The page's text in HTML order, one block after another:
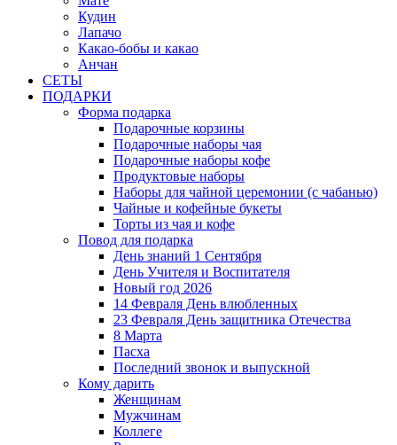
Кудин
Лапачо
Какао-бобы и какао
Анчан
СЕТЫ
ПОДАРКИ
Форма подарка
Подарочные корзины
Подарочные наборы чая
Подарочные наборы кофе
Продуктовые наборы
Наборы для чайной церемонии (с чабанью)
Чайные и кофейные букеты
Торты из чая и кофе
Повод для подарка
День знаний 1 Сентября
День Учителя и Воспитателя
Новый год 2026
14 Февраля День влюбленных
23 Февраля День защитника Отечества
8 Марта
Пасха
Последний звонок и выпускной
Кому дарить
Женщинам
Мужчинам
Коллеге